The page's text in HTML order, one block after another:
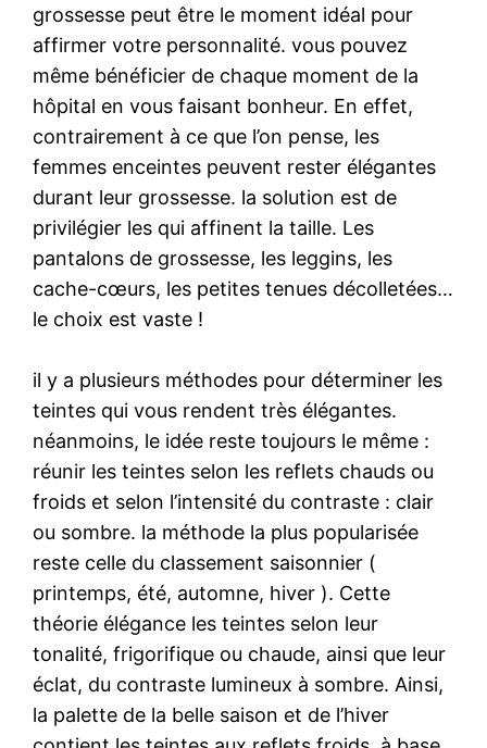
grossesse peut être le moment idéal pour
affirmer votre personnalité. vous pouvez
même bénéficier de chaque moment de la
hôpital en vous faisant bonheur. En effet,
contrairement à ce que l’on pense, les
femmes enceintes peuvent rester élégantes
durant leur grossesse. la solution est de
privilégier les qui affinent la taille. Les
pantalons de grossesse, les leggins, les
cache-cœurs, les petites tenues décolletées…
le choix est vaste !
il y a plusieurs méthodes pour déterminer les
teintes qui vous rendent très élégantes.
néanmoins, le idée reste toujours le même :
réunir les teintes selon les reflets chauds ou
froids et selon l’intensité du contraste : clair
ou sombre. la méthode la plus popularisée
reste celle du classement saisonnier (
printemps, été, automne, hiver ). Cette
théorie élégance les teintes selon leur
tonalité, frigorifique ou chaude, ainsi que leur
éclat, du contraste lumineux à sombre. Ainsi,
la palette de la belle saison et de l’hiver